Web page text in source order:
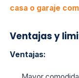
casa o garaje
Ventajas y
Ventajas: